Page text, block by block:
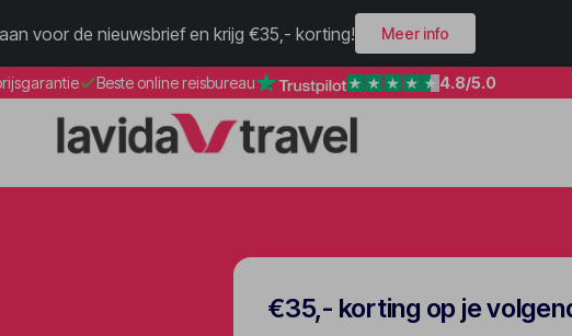
voor de nieuwsbrief en krijg €35,- korting! Meer info
Beste online reisbureau 4.8/5.0
€35,- korting op je